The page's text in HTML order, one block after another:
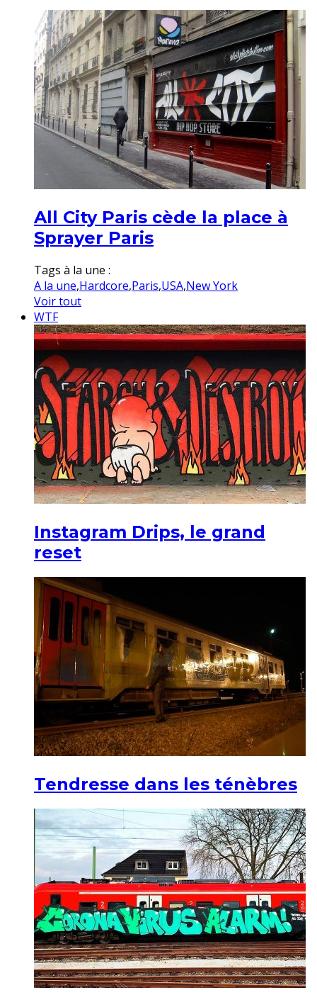
All City Paris cède la place à
Sprayer Paris
Tags à la une :
A la une,Hardcore,Paris,USA,New York
Voir tout
WTF
Instagram Drips, le grand
reset
Tendresse dans les ténèbres